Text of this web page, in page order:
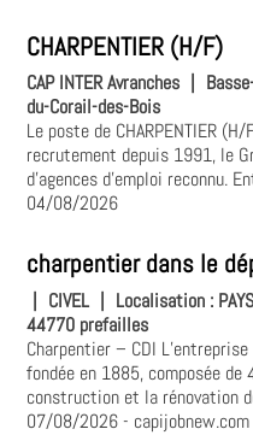
CHARPENTIER (H/F)
CAP INTER Avranches
du-Corail-des-Bois
Le poste de CHARPENTIER
recrutement depuis 1991, le
d'agences d'emploi reconnu.
04/08/2026
charpentier dans le
| CIVEL | Localisation :
44770 prefailles
Charpentier – CDI
fondée en 1885, composée
construction et la rénovation
07/08/2026- capijobnew.com